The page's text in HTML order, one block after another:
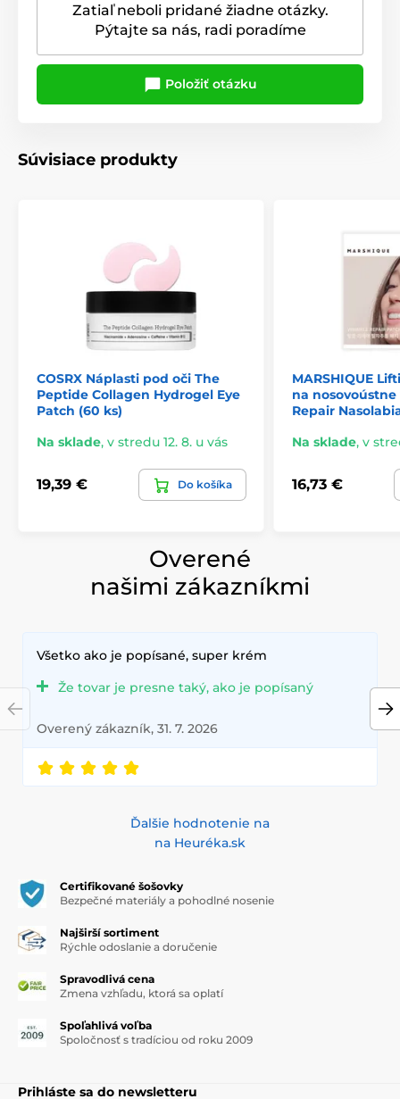
Zatiaľ neboli pridané žiadne otázky.
Pýtajte sa nás, radi poradíme
Položiť otázku
Súvisiace produkty
COSRX Náplasti pod oči The
Peptide Collagen Hydrogel Eye
Patch (60 ks)
Na sklade, v stredu 12. 8. u vás
19,39 € Do košíka
MARSHIQUE
na
Repair
Na sklade, v
16,73 €
Overené
našimi zákazníkmi
Všetko ako je popísané, super krém
Že tovar je presne taký, ako je popísaný
Overený zákazník, 31. 7. 2026
Ďalšie hodnotenie na
na Heuréka.sk
Certifikované šošovky
Bezpečné materiály a pohodlné nosenie
Najširší sortiment
Rýchle odoslanie a doručenie
Spravodlivá cena
Zmena vzhľadu, ktorá sa oplatí
Spoľahlivá voľba
Spoločnosť s tradíciou od roku 2009
Prihláste sa do newsletteru